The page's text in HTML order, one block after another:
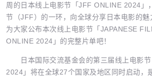
周的日本线上电影节「JFF ONLINE 2024」
节（JFF）的一环，向全球分享日本电影的魅
为大家公布本次线上电影节「JAPANESE
ONLINE 2024」的完整片单吧！
日本国际交流基金会的第三届线上电影节
2024」将在全球27个国家及地区同时启动，